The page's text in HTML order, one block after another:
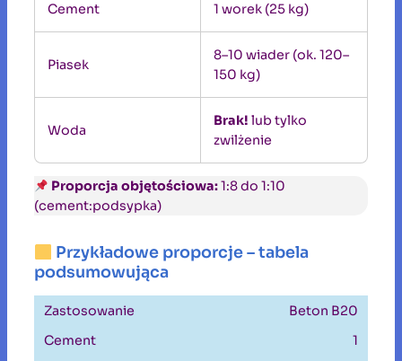
Cement 1 worek (25 kg)
Piasek
8–10 wiader (ok. 120–
150 kg)
Woda
Brak! lub tylko
zwilżenie
Proporcja objętościowa:1:8 do 1:10
(cement:podsypka)
Przykładowe proporcje – tabela
podsumowująca
Beton B20
1